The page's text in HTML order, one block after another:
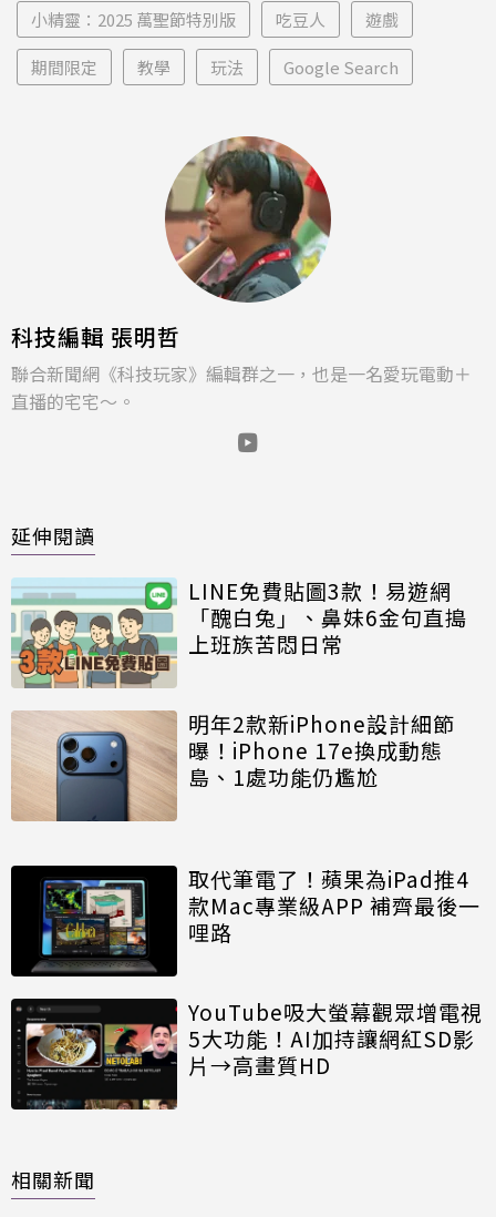
小精靈：2025 萬聖節特別版 吃豆人 遊戲
期間限定 教學 玩法 Google Search
科技編輯 張明哲
聯合新聞網《科技玩家》編輯群之一，也是一名愛玩電動＋
直播的宅宅～。
延伸閱讀
LINE免費貼圖3款！易遊網
「醜白兔」、鼻妹6金句直搗
上班族苦悶日常
明年2款新iPhone設計細節
曝！iPhone 17e換成動態
島、1處功能仍尷尬
取代筆電了！蘋果為iPad推4
款Mac專業級APP 補齊最後一
哩路
YouTube吸大螢幕觀眾增電視
5大功能！AI加持讓網紅SD影
片→高畫質HD
相關新聞